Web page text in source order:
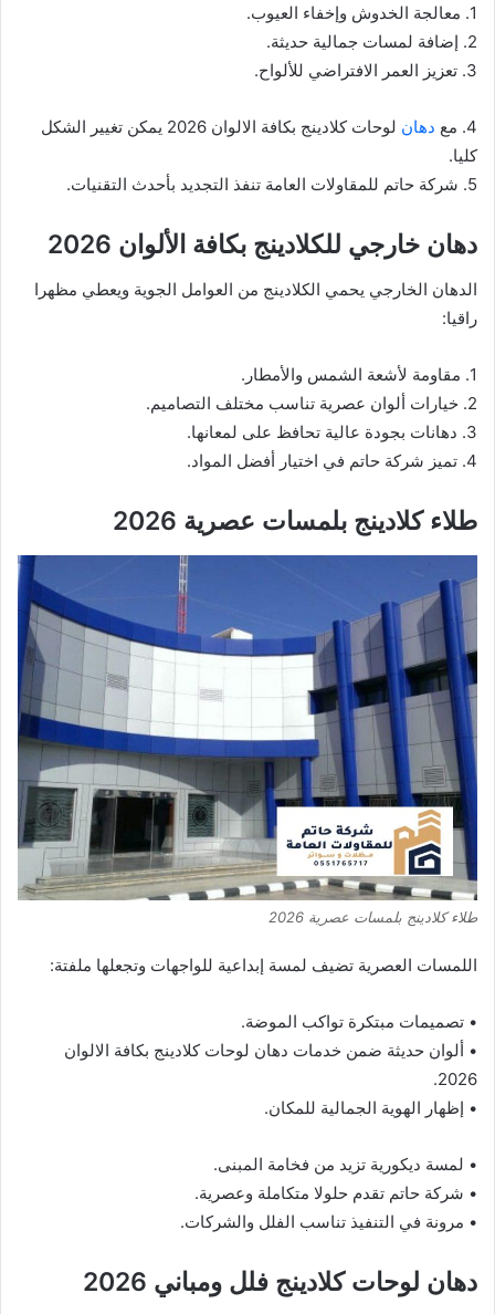
1. معالجة الخدوش وإخفاء العيوب.
2. إضافة لمسات جمالية حديثة.
3. تعزيز العمر الافتراضي للألواح.
4. مع دهان
لوحات كلادينج بكافة الالوان 2026 يمكن تغيير الشكل
كليا.
5. شركة حاتم للمقاولات العامة تنفذ التجديد بأحدث التقنيات.
دهان خارجي للكلادينج بكافة الألوان 2026
الدهان الخارجي يحمي الكلادينج من العوامل الجوية ويعطي مظهرا
راقيا:
1. مقاومة لأشعة الشمس والأمطار.
2. خيارات ألوان عصرية تناسب مختلف التصاميم.
3. دهانات بجودة عالية تحافظ على لمعانها.
4. تميز شركة حاتم في اختيار أفضل المواد.
طلاء كلادينج بلمسات عصرية 2026
طلاء كلادينج بلمسات عصرية 2026
اللمسات العصرية تضيف لمسة إبداعية للواجهات وتجعلها ملفتة:
• تصميمات مبتكرة تواكب الموضة.
• ألوان حديثة ضمن خدمات دهان لوحات كلادينج بكافة الالوان
2026.
• إظهار الهوية الجمالية للمكان.
• لمسة ديكورية تزيد من فخامة المبنى.
• شركة حاتم تقدم حلولا متكاملة وعصرية.
• مرونة في التنفيذ تناسب الفلل والشركات.
دهان لوحات كلادينج فلل ومباني 2026